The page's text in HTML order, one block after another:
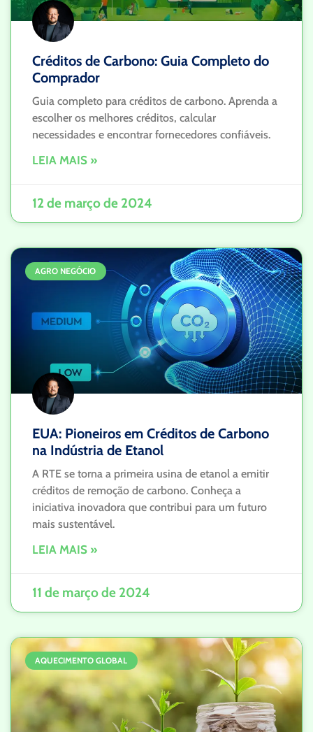
Créditos de Carbono: Guia Completo do
Comprador
Guia completo para créditos de carbono. Aprenda a
escolher os melhores créditos, calcular
necessidades e encontrar fornecedores confiáveis.
LEIA MAIS »
12 de março de 2024
AGRO NEGÓCIO
EUA: Pioneiros em Créditos de Carbono
na Indústria de Etanol
A RTE se torna a primeira usina de etanol a emitir
créditos de remoção de carbono. Conheça a
iniciativa inovadora que contribui para um futuro
mais sustentável.
LEIA MAIS »
11 de março de 2024
AQUECIMENTO GLOBAL